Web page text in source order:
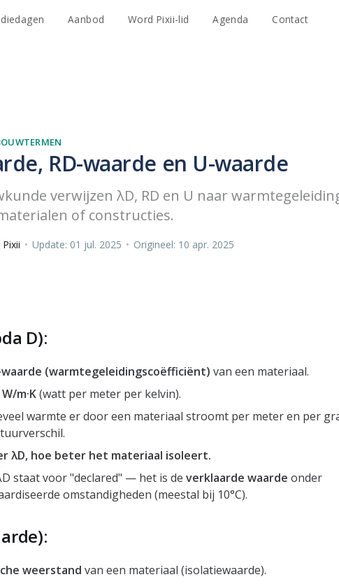
Aanbod Word Pixii-lid Agenda
Contact
RD-waarde en U-waarde
verwijzen λD, RD en U naar
of constructies.
Pixii • Update: 01 jul. 2025 • Origineel: 10 apr. 2025
D):
waarde (warmtegeleidingscoëfficiënt) van een materiaal.
W/m·K(watt per meter per kelvin).
warmte er door een materiaal stroomt per meter en per
λD, hoe beter het materiaal isoleert.
staat voor "declared" — het is deverklaarde waarde onder
omstandigheden (meestal bij 10°C).
weerstand van een materiaal (isolatiewaarde).